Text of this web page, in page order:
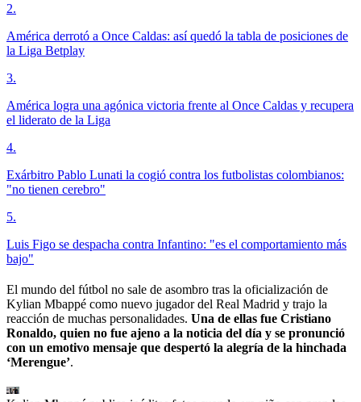
2.
América derrotó a Once Caldas: así quedó la tabla de posiciones de
la Liga Betplay
3.
América logra una agónica victoria frente al Once Caldas y recupera
el liderato de la Liga
4.
Exárbitro Pablo Lunati la cogió contra los futbolistas colombianos:
"no tienen cerebro"
5.
Luis Figo se despacha contra Infantino: "es el comportamiento más
bajo"
El mundo del fútbol no sale de asombro tras la oficialización de
Kylian Mbappé como nuevo jugador del Real Madrid y trajo la
reacción de muchas personalidades. Una de ellas fue Cristiano
Ronaldo, quien no fue ajeno a la noticia del día y se pronunció
con un emotivo mensaje que despertó la alegría de la hinchada
‘Merengue’.